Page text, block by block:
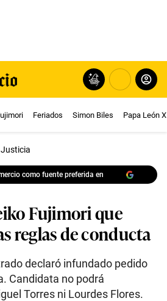
Feriados Simon Biles Papa León
Justicia
como fuente preferida en
Fujimori que
reglas de conducta
declaró infundado pedido
Candidata no podrá
Torres ni Lourdes Flores.